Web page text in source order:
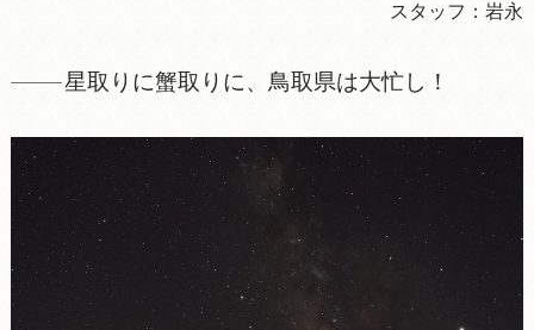
スタッフ：岩永
星取りに蟹取りに、鳥取県は大忙し！